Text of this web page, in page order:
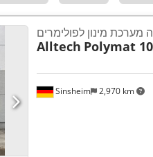
Sinsheim 2,970 km
מערכת מינון לפולימרים
Alltech Polymat